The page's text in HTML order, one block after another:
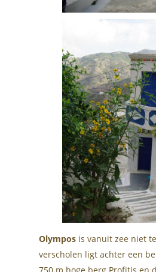
Olympos is vanuit zee niet
verscholen ligt achter een
750 m hoge berg Profitis en